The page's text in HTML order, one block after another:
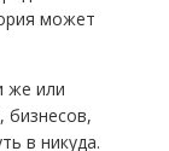
может
же или
бизнесов,
в никуда.